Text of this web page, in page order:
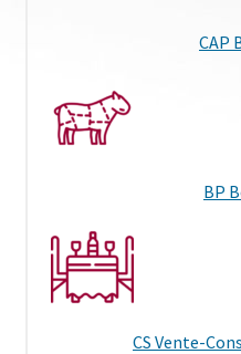
CAP
BP
CS Vente-